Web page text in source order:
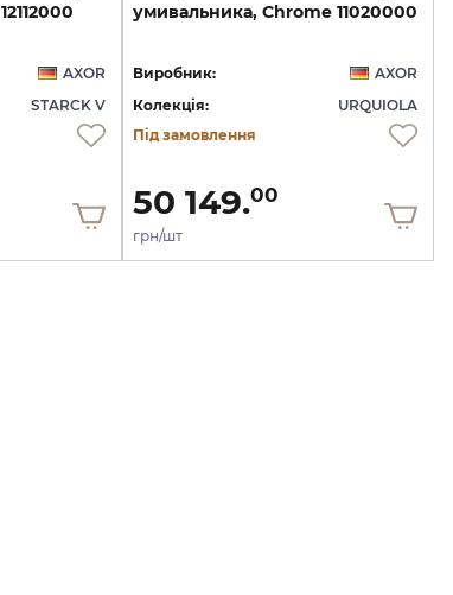
12112000
AXOR
STARCK V
умивальника, Chrome 11020000
Виробник:
AXOR
Колекція:
URQUIOLA
Під замовлення
50 149.00
грн/шт